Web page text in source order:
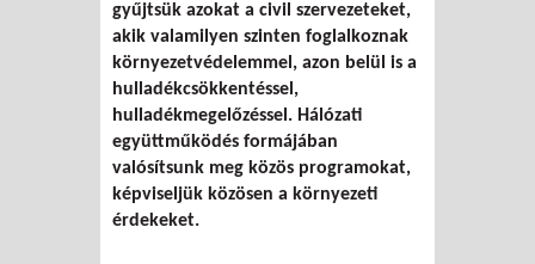
gyűjtsük azokat a civil szervezeteket,
akik valamilyen szinten foglalkoznak
környezetvédelemmel, azon belül is a
hulladékcsökkentéssel,
hulladékmegelőzéssel. Hálózati
együttműködés formájában
valósítsunk meg közös programokat,
képviseljük közösen a környezeti
érdekeket.